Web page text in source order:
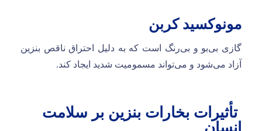
مونوکسید کربن
گازی بی‌بو و بی‌رنگ است که به دلیل احتراق ناقص بنزین
آزاد می‌شود و می‌تواند مسمومیت شدید ایجاد کند.
تأثیرات بخارات بنزین بر سلامت